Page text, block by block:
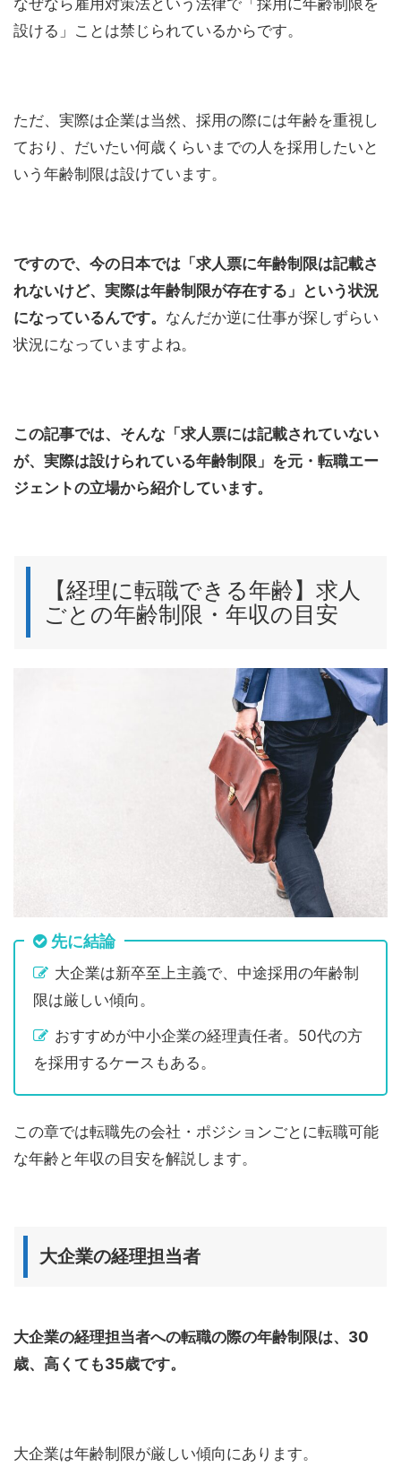
設ける」ことは禁じられているからです。
ただ、実際は企業は当然、採用の際には年齢を重視し
ており、だいたい何歳くらいまでの人を採用したいと
いう年齢制限は設けています。
ですので、今の日本では「求人票に年齢制限は記載さ
れないけど、実際は年齢制限が存在する」という状況
になっているんです。 なんだか逆に仕事が探しずらい
状況になっていますよね。
この記事では、そんな「求人票には記載されていない
が、実際は設けられている年齢制限」を元・転職エー
ジェントの立場から紹介しています。
【経理に転職できる年齢】求人
ごとの年齢制限・年収の目安
先に結論
大企業は新卒至上主義で、中途採用の年齢制
限は厳しい傾向。
おすすめが中小企業の経理責任者。50代の方
を採用するケースもある。
この章では転職先の会社・ポジションごとに転職可能
な年齢と年収の目安を解説します。
大企業の経理担当者
大企業の経理担当者への転職の際の年齢制限は、30
歳、高くても35歳です。
大企業は年齢制限が厳しい傾向にあります。